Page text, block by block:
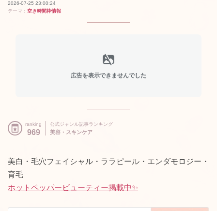
2026-07-25 23:00:24
テーマ： 空き時間枠情報
広告を表示できませんでした
ranking
969
公式ジャンル記事ランキング
美容・スキンケア
美白・毛穴フェイシャル・ララピール・エンダモロジー・
育毛
ホットペッパービューティー掲載中✨